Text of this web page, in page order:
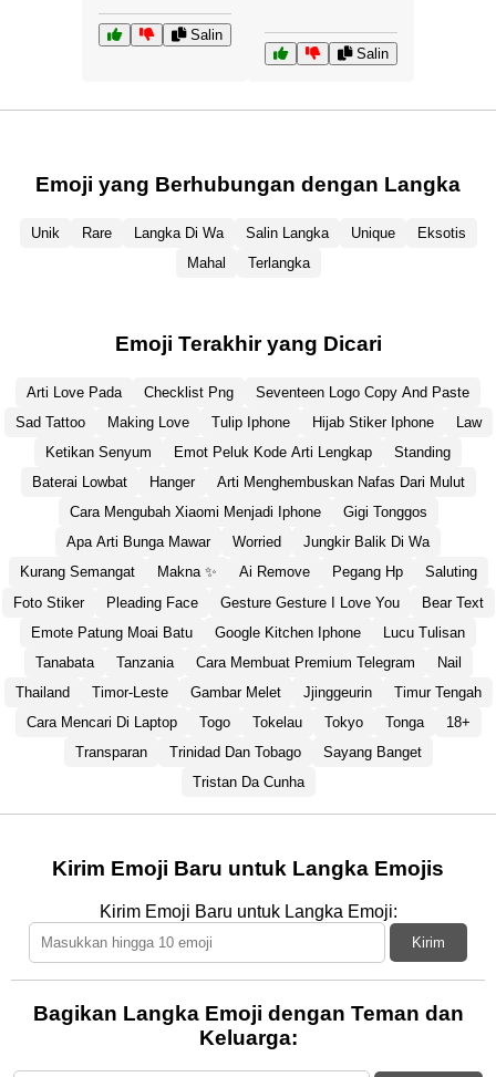
Salin
Salin
Emoji yang Berhubungan dengan Langka
Unik Rare Langka Di Wa Salin Langka Unique
Eksotis
Mahal
Terlangka
Emoji Terakhir yang Dicari
Arti Love Pada Checklist Png
Seventeen Logo Copy And Paste
Sad Tattoo
Making Love Tulip Iphone Hijab Stiker Iphone
Law
Ketikan Senyum
Emot Peluk Kode Arti Lengkap
Standing
Baterai Lowbat
Hanger
Arti Menghembuskan Nafas Dari Mulut
Cara Mengubah Xiaomi Menjadi Iphone
Gigi Tonggos
Apa Arti Bunga Mawar
Worried
Jungkir Balik Di Wa
Kurang Semangat
Makna ✨ Ai Remove Pegang Hp
Saluting
Foto Stiker
Pleading Face Gesture Gesture I Love You
Bear Text
Emote Patung Moai Batu
Google Kitchen Iphone
Lucu Tulisan
Tanabata
Tanzania Cara Membuat Premium Telegram
Nail
Thailand
Timor-Leste Gambar Melet Jjinggeurin
Timur Tengah
Cara Mencari Di Laptop
Togo Tokelau Tokyo Tonga
18+
Transparan
Trinidad Dan Tobago
Sayang Banget
Tristan Da Cunha
Kirim Emoji Baru untuk Langka Emojis
Kirim Emoji Baru untuk Langka Emoji:
Kirim
Bagikan Langka Emoji dengan Teman dan
Keluarga: